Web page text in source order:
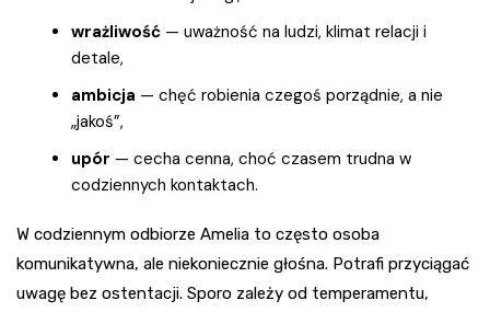
wrażliwość — uważność na ludzi, klimat relacji i
detale,
ambicja — chęć robienia czegoś porządnie, a nie
„jakoś”,
upór — cecha cenna, choć czasem trudna w
codziennych kontaktach.
W codziennym odbiorze Amelia to często osoba
komunikatywna, ale niekoniecznie głośna. Potrafi przyciągać
uwagę bez ostentacji. Sporo zależy od temperamentu,